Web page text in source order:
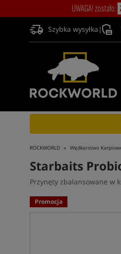
UWAGA! zostało:
Szybka wysyłka |
ROCKWORLD Wędkarstwo
Starbaits
Przynęty zbalansowane w
Promocja